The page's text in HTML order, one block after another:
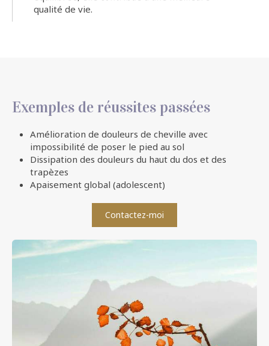
qualité de vie.
Exemples de réussites passées
Amélioration de douleurs de cheville avec
impossibilité de poser le pied au sol
Dissipation des douleurs du haut du dos et des
trapèzes
Apaisement global (adolescent)
Contactez-moi